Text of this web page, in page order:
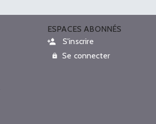
ESPACES ABONNÉS
S'inscrire
Se connecter